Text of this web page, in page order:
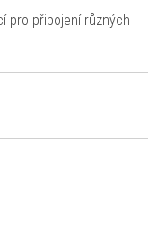
pro připojení různých